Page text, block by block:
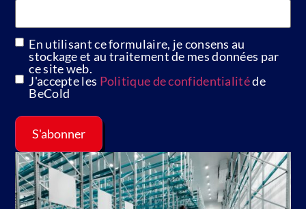
GDPR
En utilisant ce formulaire, je consens au
stockage et au traitement de mes données par
ce site web.
J'accepte les Politique de confidentialitéde
BeCold
S'abonner